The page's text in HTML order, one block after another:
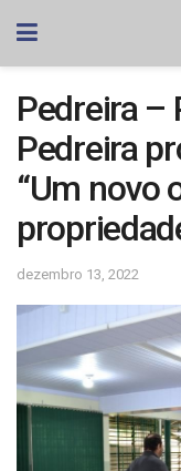
Pedreira –
Pedreira
“Um novo
dezembro 13, 2022